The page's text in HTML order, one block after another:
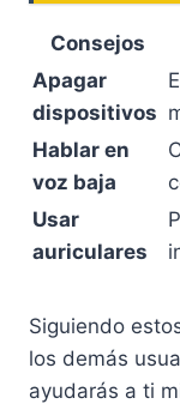
Consejos
Apagar
dispositivos
Hablar en
voz baja
Usar
auriculares
Siguiendo
los demás
ayudarás a ti